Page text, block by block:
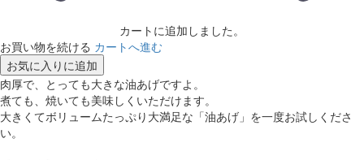
カートに追加しました。
お買い物を続ける カートへ進む
お気に入りに追加
肉厚で、とっても大きな油あげですよ。
煮ても、焼いても美味しくいただけます。
大きくてボリュームたっぷり大満足な「油あげ」を一度お試しくださ
い。